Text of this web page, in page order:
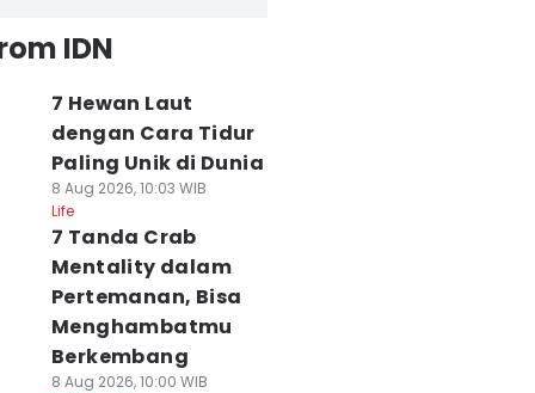
IDN
7 Hewan Laut
dengan Cara Tidur
Paling Unik di Dunia
8 Aug 2026, 10:03 WIB
Life
7 Tanda Crab
Mentality dalam
Pertemanan, Bisa
Menghambatmu
Berkembang
8 Aug 2026, 10:00 WIB